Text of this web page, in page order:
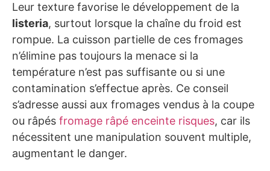
Leur texture favorise le développement de la
listeria, surtout lorsque la chaîne du froid est
rompue. La cuisson partielle de ces fromages
n’élimine pas toujours la menace si la
température n’est pas suffisante ou si une
contamination s’effectue après. Ce conseil
s’adresse aussi aux fromages vendus à la coupe
ou râpés fromage râpé enceinte risques, car ils
nécessitent une manipulation souvent multiple,
augmentant le danger.